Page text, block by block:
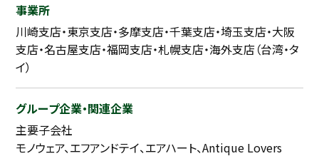
事業所
川崎支店・東京支店・多摩支店・千葉支店・埼玉支店・大阪
支店・名古屋支店・福岡支店・札幌支店・海外支店（台湾・タ
イ）
グループ企業・関連企業
主要子会社
モノウェア、エフアンドテイ、エアハート、Antique Lovers